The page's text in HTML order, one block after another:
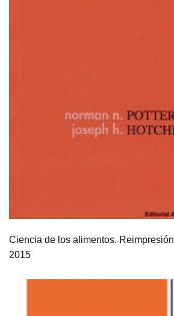
Ciencia de los alimentos. Reimpresión
2015